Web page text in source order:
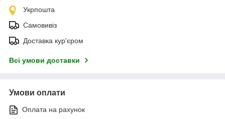
Укрпошта
Самовивіз
Доставка кур'єром
Всі умови доставки
Умови оплати
Оплата на рахунок